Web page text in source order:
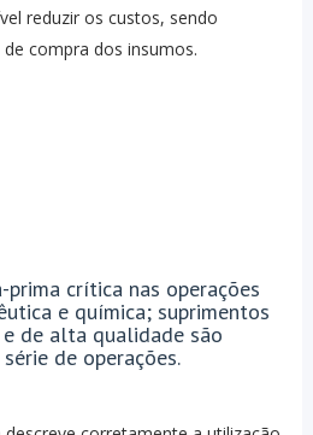
reduzir os custos, sendo
compra dos insumos.
prima crítica nas operações
e química; suprimentos
de alta qualidade são
de operações.